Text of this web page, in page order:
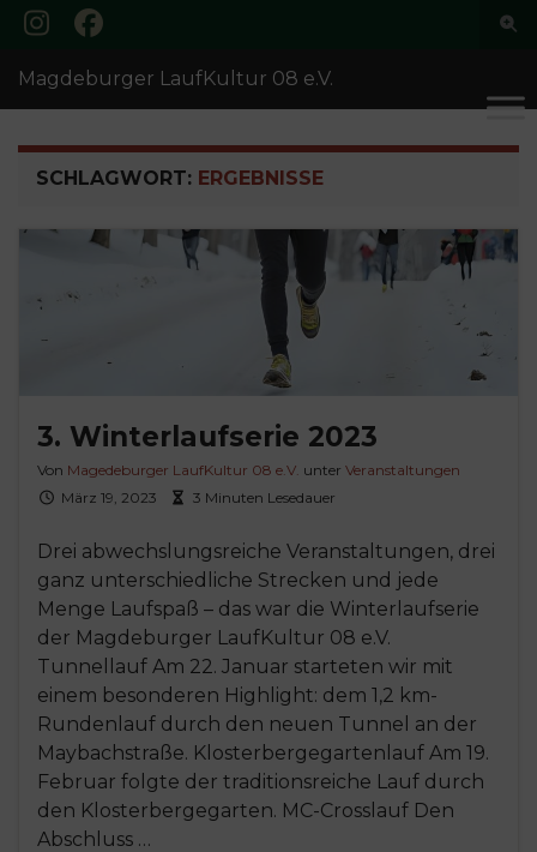
Search for:
Magdeburger LaufKultur 08 e.V.
SCHLAGWORT: ERGEBNISSE
3. Winterlaufserie 2023
Von Magedeburger LaufKultur 08 e.V. unter Veranstaltungen
März 19, 2023
3 Minuten Lesedauer
Drei abwechslungsreiche Veranstaltungen, drei
ganz unterschiedliche Strecken und jede
Menge Laufspaß – das war die Winterlaufserie
der Magdeburger LaufKultur 08 e.V.
Tunnellauf Am 22. Januar starteten wir mit
einem besonderen Highlight: dem 1,2 km-
Rundenlauf durch den neuen Tunnel an der
Maybachstraße. Klosterbergegartenlauf Am 19.
Februar folgte der traditionsreiche Lauf durch
den Klosterbergegarten. MC-Crosslauf Den
Abschluss …